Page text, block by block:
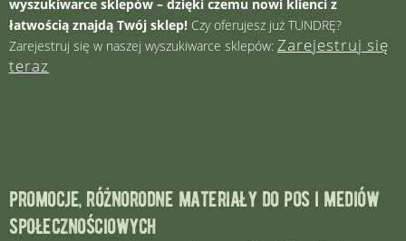
wyszukiwarce sklepów – dzięki czemu nowi klienci z
łatwością znajdą Twój sklep! Czy oferujesz już TUNDRĘ?
Zarejestruj się w naszej wyszukiwarce sklepów: Zarejestruj się
teraz
promocje, różnorodne materiały do ​​pos i mediów
społecznościowych